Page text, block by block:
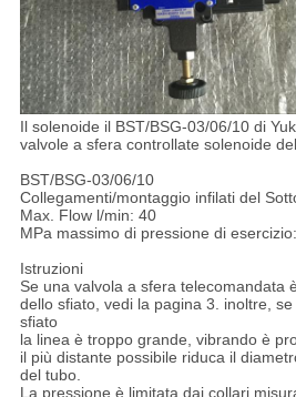
Il solenoide il BST/BSG-03/06/10 di
valvole a sfera controllate solenoide
BST/BSG-03/06/10
Collegamenti/montaggio infilati del
Max. Flow l/min: 40
MPa massimo di pressione di
Istruzioni
Se una valvola a sfera telecomandata
dello sfiato, vedi la pagina 3. inoltre,
sfiato
la linea è troppo grande, vibrando è
il più distante possibile riduca il
del tubo.
La pressione è limitata dai collari